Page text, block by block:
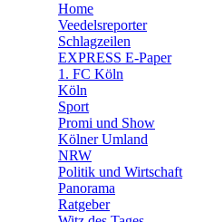
🛒 Shoppingwelt
Home
Veedelsreporter
Schlagzeilen
EXPRESS E-Paper
1. FC Köln
Köln
Sport
Promi und Show
Kölner Umland
NRW
Politik und Wirtschaft
Panorama
Ratgeber